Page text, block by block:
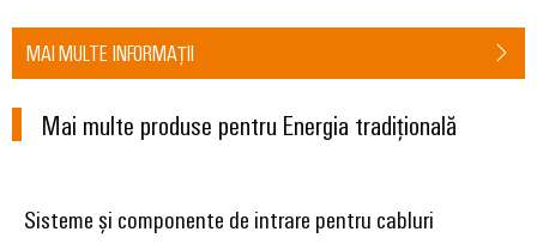
fabricilor
Lămpi
industriale
Infrastructură
comandă
MAI MULTE INFORMAȚII
Mai multe produse pentru Energia tradițională
Sisteme și componente de intrare pentru cabluri